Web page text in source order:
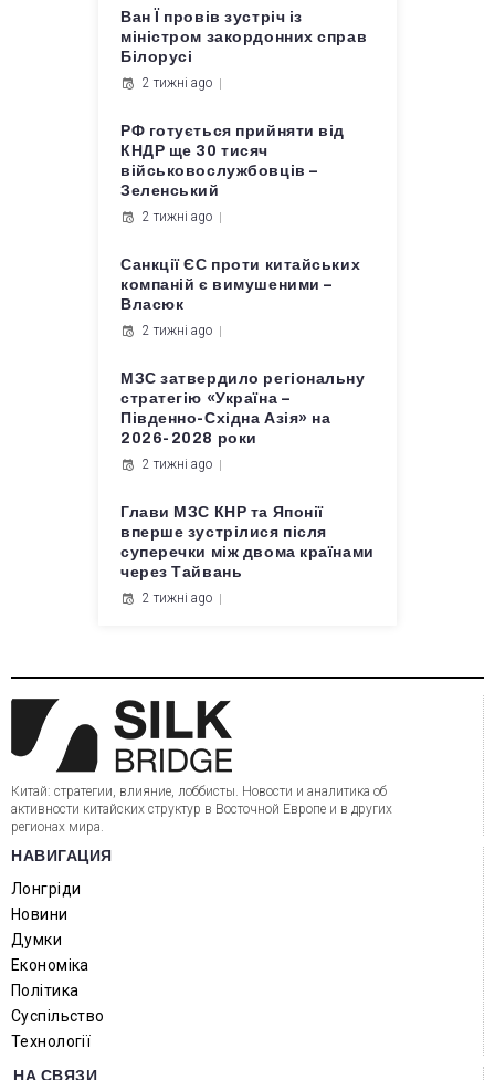
Ван Ї провів зустріч із
міністром закордонних справ
Білорусі
2 тижні ago
РФ готується прийняти від
КНДР ще 30 тисяч
військовослужбовців –
Зеленський
2 тижні ago
Санкції ЄС проти китайських
компаній є вимушеними –
Власюк
2 тижні ago
МЗС затвердило регіональну
стратегію «Україна –
Південно-Східна Азія» на
2026-2028 роки
2 тижні ago
Глави МЗС КНР та Японії
вперше зустрілися після
суперечки між двома країнами
через Тайвань
2 тижні ago
Китай: стратегии, влияние, лоббисты. Новости и аналитика об
активности китайских структур в Восточной Европе и в других
регионах мира.
НАВИГАЦИЯ
Лонгріди
Новини
Думки
Економіка
Політика
Суспільство
Технології
НА СВЯЗИ